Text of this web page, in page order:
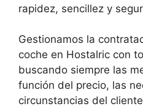
rapidez, sencillez y
Gestionamos la
coche en Hostalric con
buscando siempre las
función del precio, las
circunstancias del